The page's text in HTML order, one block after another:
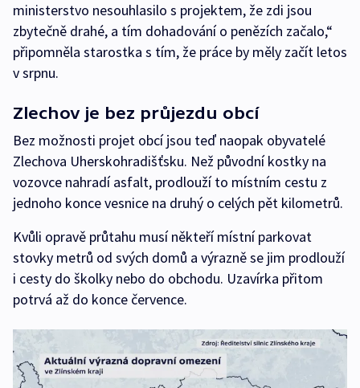
ministerstvo nesouhlasilo s projektem, že zdi jsou
zbytečně drahé, a tím dohadování o penězích začalo,“
připomněla starostka s tím, že práce by měly začít letos
v srpnu.
Zlechov je bez průjezdu obcí
Bez možnosti projet obcí jsou teď naopak obyvatelé
Zlechova Uherskohradišťsku. Než původní kostky na
vozovce nahradí asfalt, prodlouží to místním cestu z
jednoho konce vesnice na druhý o celých pět kilometrů.
Kvůli opravě průtahu musí někteří místní parkovat
stovky metrů od svých domů a výrazně se jim prodlouží
i cesty do školky nebo do obchodu. Uzavírka přitom
potrvá až do konce července.